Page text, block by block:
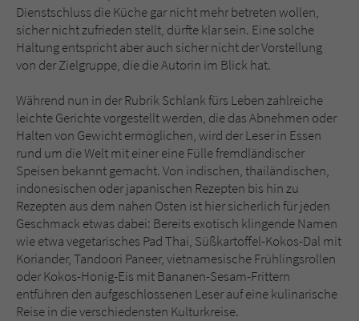
Dienstschluss die Küche gar nicht mehr betreten wollen,
sicher nicht zufrieden stellt, dürfte klar sein. Eine solche
Haltung entspricht aber auch sicher nicht der Vorstellung
von der Zielgruppe, die die Autorin im Blick hat.
Während nun in der Rubrik Schlank fürs Leben zahlreiche
leichte Gerichte vorgestellt werden, die das Abnehmen oder
Halten von Gewicht ermöglichen, wird der Leser in Essen
rund um die Welt mit einer eine Fülle fremdländischer
Speisen bekannt gemacht. Von indischen, thailändischen,
indonesischen oder japanischen Rezepten bis hin zu
Rezepten aus dem nahen Osten ist hier sicherlich für jeden
Geschmack etwas dabei: Bereits exotisch klingende Namen
wie etwa vegetarisches Pad Thai, Süßkartoffel-Kokos-Dal mit
Koriander, Tandoori Paneer, vietnamesische Frühlingsrollen
oder Kokos-Honig-Eis mit Bananen-Sesam-Frittern
entführen den aufgeschlossenen Leser auf eine kulinarische
Reise in die verschiedensten Kulturkreise.